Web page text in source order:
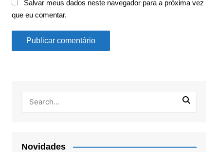
Salvar meus dados neste navegador para a próxima vez
que eu comentar.
Novidades